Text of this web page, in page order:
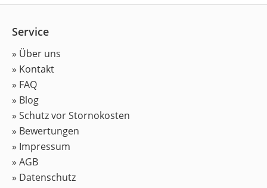
Service
» Über uns
» Kontakt
» FAQ
» Blog
» Schutz vor Stornokosten
» Bewertungen
» Impressum
» AGB
» Datenschutz